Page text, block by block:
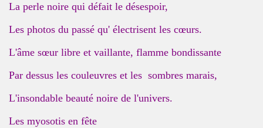
La perle noire qui défait le désespoir,
Les photos du passé qu' électrisent les cœurs.
L'âme sœur libre et vaillante, flamme bondissante
Par dessus les couleuvres et les sombres marais,
L'insondable beauté noire de l'univers.
Les myosotis en fête